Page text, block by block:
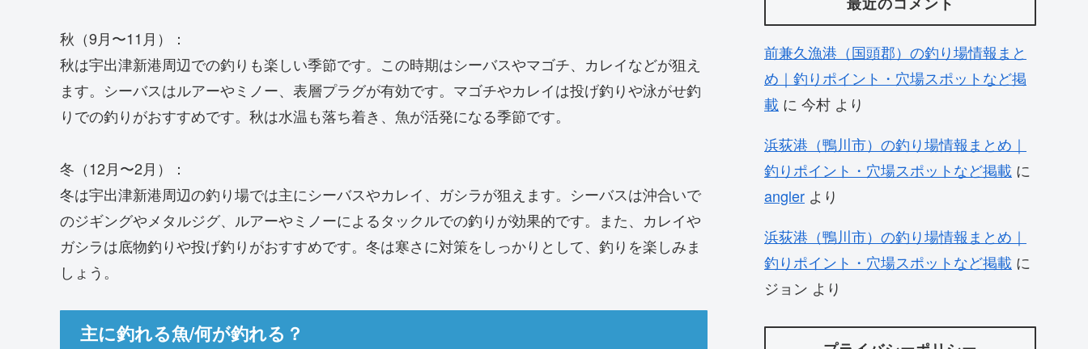
秋（9月〜11月）：
秋は宇出津新港周辺での釣りも楽しい季節です。この時期はシーバスやマゴチ、カレイなどが狙え
ます。シーバスはルアーやミノー、表層プラグが有効です。マゴチやカレイは投げ釣りや泳がせ釣
りでの釣りがおすすめです。秋は水温も落ち着き、魚が活発になる季節です。
冬（12月〜2月）：
冬は宇出津新港周辺の釣り場では主にシーバスやカレイ、ガシラが狙えます。シーバスは沖合いで
のジギングやメタルジグ、ルアーやミノーによるタックルでの釣りが効果的です。また、カレイや
ガシラは底物釣りや投げ釣りがおすすめです。冬は寒さに対策をしっかりとして、釣りを楽しみま
しょう。
主に釣れる魚/何が釣れる？
前兼久漁港（国頭郡）の釣り場情報まと
め｜釣りポイント・穴場スポットなど掲
載 に 今村 より
浜荻港（鴨川市）の釣り場情報まとめ｜
釣りポイント・穴場スポットなど掲載 に
angler より
浜荻港（鴨川市）の釣り場情報まとめ｜
釣りポイント・穴場スポットなど掲載 に
ジョン より